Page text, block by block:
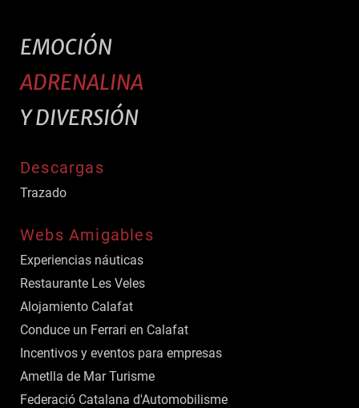
EMOCIÓN
ADRENALINA
Y DIVERSIÓN
Descargas
Trazado
Webs Amigables
Experiencias náuticas
Restaurante Les Veles
Alojamiento Calafat
Conduce un Ferrari en Calafat
Incentivos y eventos para empresas
Ametlla de Mar Turisme
Federació Catalana d'Automobilisme